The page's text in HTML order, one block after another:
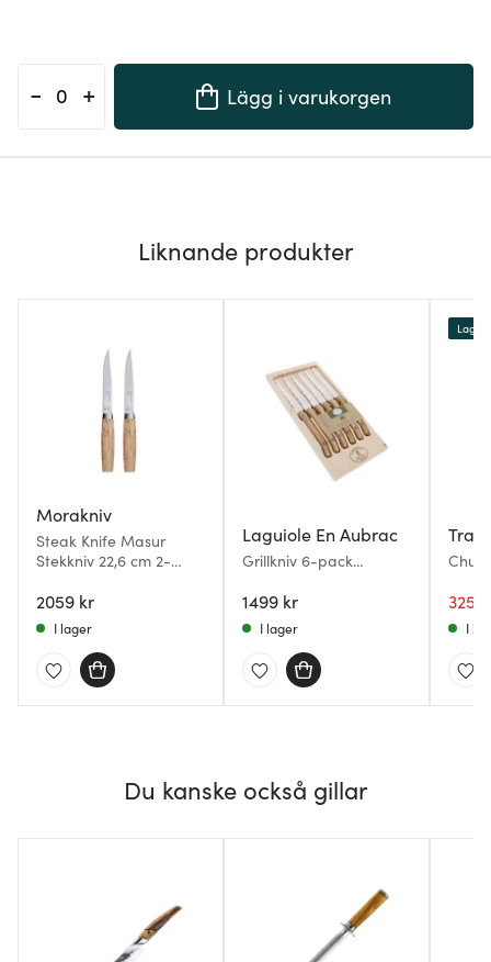
- + Lägg i varukorgen
Liknande produkter
Morakniv
Steak Knife Masur
Stekkniv 22,6 cm 2-
2059 kr
I lager
Laguiole En Aubrac
Grillkniv 6-pack
1499 kr
I lager
cm
325
I
Du kanske också gillar